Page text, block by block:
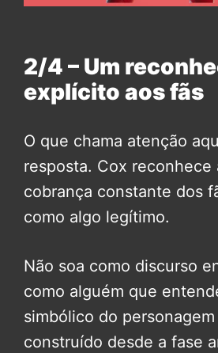
2/4 – Um
explícito aos fãs
O que chama atenção
resposta. Cox reconhece
cobrança constante dos
como algo legítimo.
Não soa como discurso
como alguém que
simbólico do
construído desde a fase